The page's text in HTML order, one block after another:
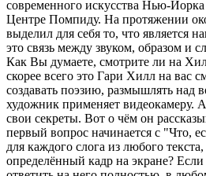
современного искусства Нью-
Центре Помпиду. На протяжении
выделил для себя то, что является
это связь между звуком, образом и
Как Вы думаете, смотрите ли на
скорее всего это Гари Хилл на вас
создавать поэзию, размышлять над
художник применяет видеокамеру.
свои секреты. Вот о чём он
первый вопрос начинается с "Что,
для каждого слога из любого текста,
определённый кадр на экране? Если